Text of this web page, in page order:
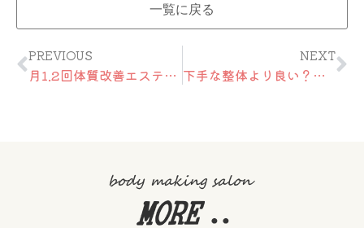
一覧に戻る
Prev
PREVIOUS
月1.2回体質改善エステと安心の光脱毛【口コミ】兵庫県明石市30代女性
NEXT
下手な整体より良い？！リラクゼーションエステ【口コミ】兵庫区40代女性